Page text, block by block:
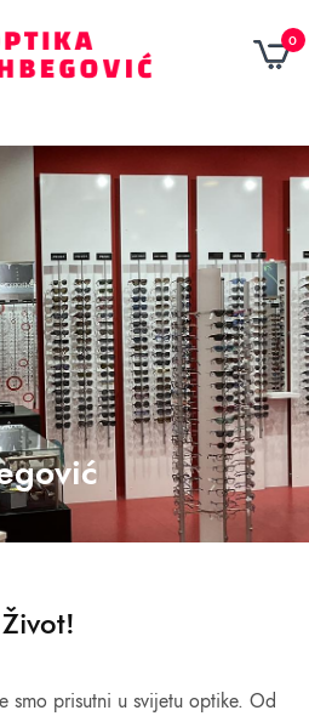
0
smo prisutni u svijetu optike. Od